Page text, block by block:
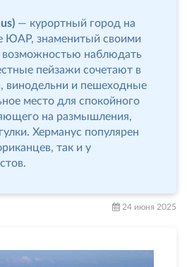
— курортный город на
ЮАР, знаменитый своими
возможностью наблюдать
пейзажи сочетают в
винодельни и пешеходные
место для спокойного
на размышления,
Херманус популярен
так и у
24 июня 2025